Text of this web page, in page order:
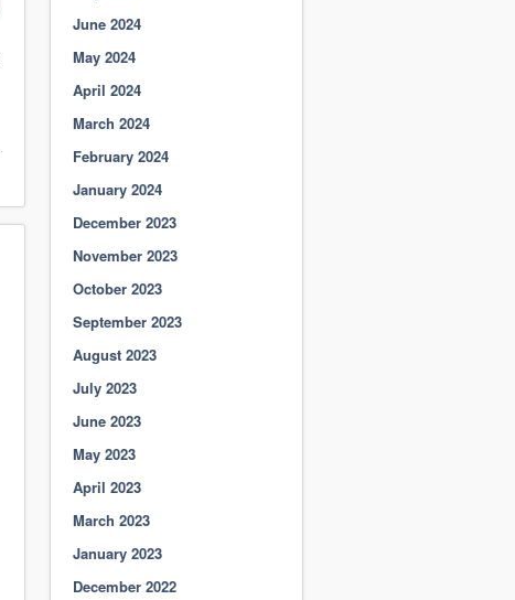
June 2024
May 2024
April 2024
March 2024
February 2024
January 2024
December 2023
November 2023
October 2023
September 2023
August 2023
July 2023
June 2023
May 2023
April 2023
March 2023
January 2023
December 2022